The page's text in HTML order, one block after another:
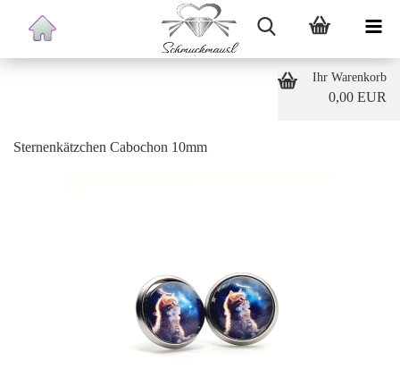
Ihr Warenkorb
0,00 EUR
Sternenkätzchen Cabochon 10mm